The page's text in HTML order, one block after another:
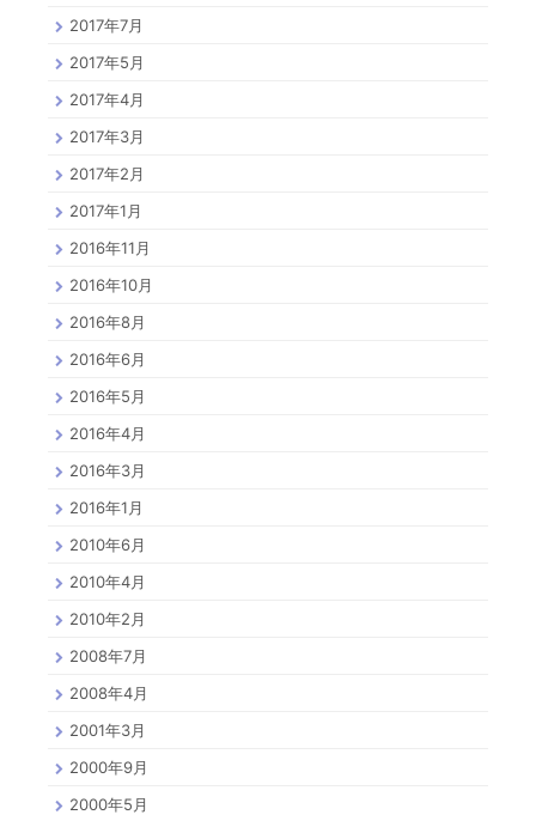
2017年7月
2017年5月
2017年4月
2017年3月
2017年2月
2017年1月
2016年11月
2016年10月
2016年8月
2016年6月
2016年5月
2016年4月
2016年3月
2016年1月
2010年6月
2010年4月
2010年2月
2008年7月
2008年4月
2001年3月
2000年9月
2000年5月